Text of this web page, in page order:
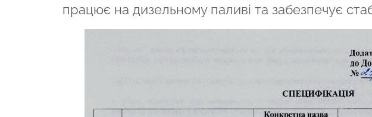
працює на дизельному паливі та забезпечує